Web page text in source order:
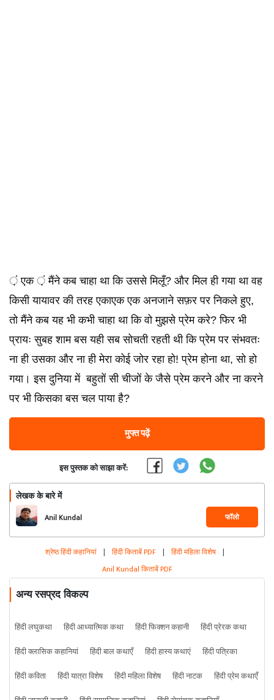
़ं एक ़ं मैंने कब चाहा था कि उससे मिलूँ? और मिल ही गया था वह
किसी यायावर की तरह एकाएक एक अनजाने सफ़र पर निकले हुए,
तो मैंने कब यह भी कभी चाहा था कि वो मुझसे प्रेम करे? फिर भी
प्रायः सुबह शाम बस यही सब सोचती रहती थी कि प्रेम पर संभवतः
ना ही उसका और ना ही मेरा कोई जोर रहा हो! प्रेम होना था, सो हो
गया। इस दुनिया में बहुतों सी चीजों के जैसे प्रेम करने और ना करने
पर भी किसका बस चल पाया है?
मुफ्त पढ़ें
इस पुस्तक को साझा करें:
लेखक के बारे में
Anil Kundal फॉलो
श्रेष्ठ हिंदी कहानियां | हिंदी किताबें PDF | हिंदी महिला विशेष |
Anil Kundal किताबें PDF
अन्य रसप्रद विकल्प
हिंदी लघुकथा हिंदी आध्यात्मिक कथा हिंदी फिक्शन कहानी
हिंदी प्रेरक कथा
हिंदी क्लासिक कहानियां
हिंदी बाल कथाएँ हिंदी हास्य कथाएं
हिंदी पत्रिका
हिंदी कविता
हिंदी यात्रा विशेष हिंदी महिला विशेष हिंदी नाटक
हिंदी प्रेम कथाएँ